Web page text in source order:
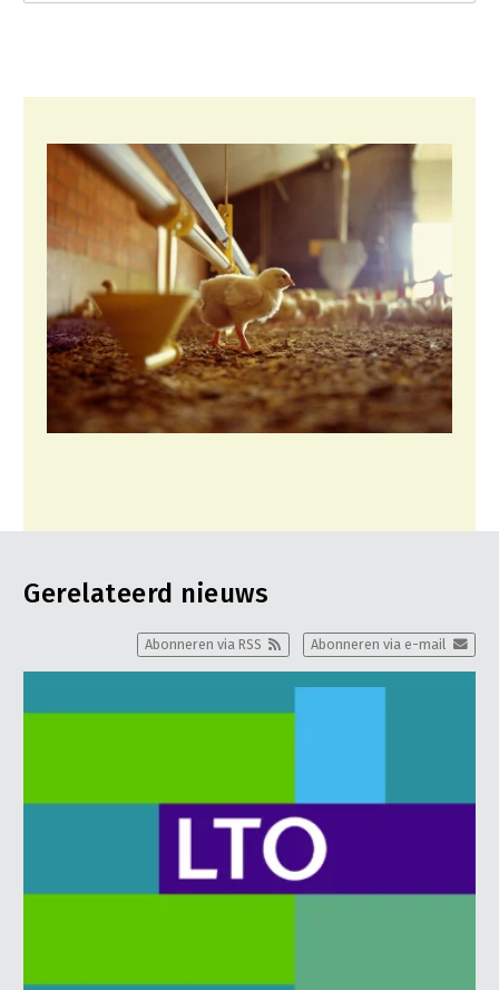
Gerelateerd nieuws
Abonneren via e-mail
Abonneren via RSS